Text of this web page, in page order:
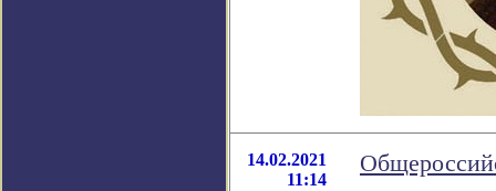
14.02.2021
11:14